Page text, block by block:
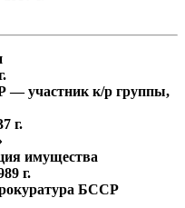
— участник к/р группы,
г.
имущества
г.
БССР